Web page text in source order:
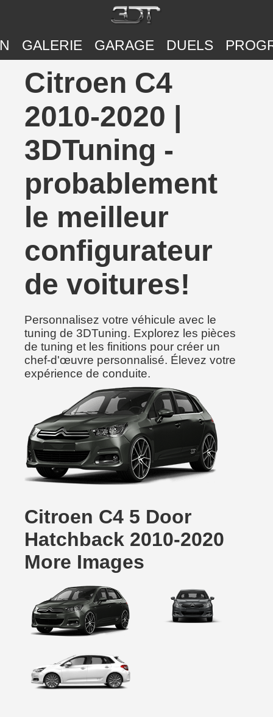
GALERIE GARAGE DUELS
Citroen C4
2010-2020 |
3DTuning -
probablement
le meilleur
configurateur
de voitures!
Personnalisez votre véhicule avec le
tuning de 3DTuning. Explorez les pièces
de tuning et les finitions pour créer un
chef-d'œuvre personnalisé. Élevez votre
expérience de conduite.
Citroen C4 5 Door
Hatchback 2010-2020
More Images